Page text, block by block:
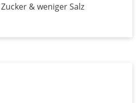
& weniger Salz